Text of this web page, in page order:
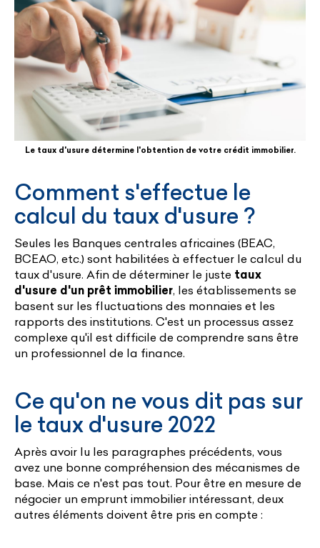
Le taux d'usure détermine l'obtention de votre crédit immobilier.
Comment s'effectue le
calcul du taux d'usure ?
Seules les Banques centrales africaines (BEAC,
BCEAO, etc.) sont habilitées à effectuer le calcul du
taux d'usure. Afin de déterminer le juste taux
d'usure d'un prêt immobilier, les établissements se
basent sur les fluctuations des monnaies et les
rapports des institutions. C'est un processus assez
complexe qu'il est difficile de comprendre sans être
un professionnel de la finance.
Ce qu'on ne vous dit pas sur
le taux d'usure 2022
Après avoir lu les paragraphes précédents, vous
avez une bonne compréhension des mécanismes de
base. Mais ce n'est pas tout. Pour être en mesure de
négocier un emprunt immobilier intéressant, deux
autres éléments doivent être pris en compte :